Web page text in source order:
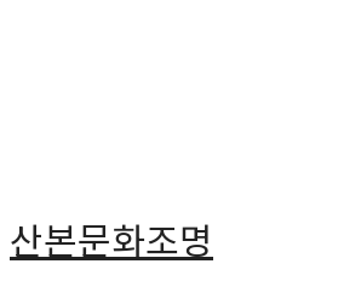
산본문화조명